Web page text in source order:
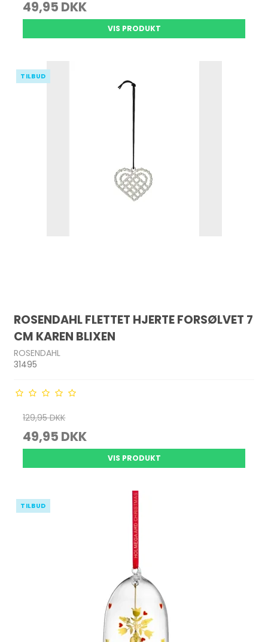
49,95 DKK
VIS PRODUKT
TILBUD
ROSENDAHL FLETTET HJERTE FORSØLVET 7
CM KAREN BLIXEN
ROSENDAHL
31495
129,95 DKK
49,95 DKK
VIS PRODUKT
TILBUD